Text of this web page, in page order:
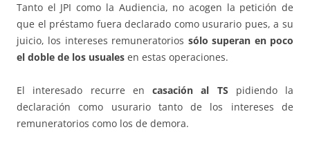
Tanto el JPI como la Audiencia, no acogen la petición de
que el préstamo fuera declarado como usurario pues, a su
juicio, los intereses remuneratorios sólo superan en poco
el doble de los usuales en estas operaciones.
El interesado recurre en casación al TS pidiendo la
declaración como usurario tanto de los intereses de
remuneratorios como los de demora.